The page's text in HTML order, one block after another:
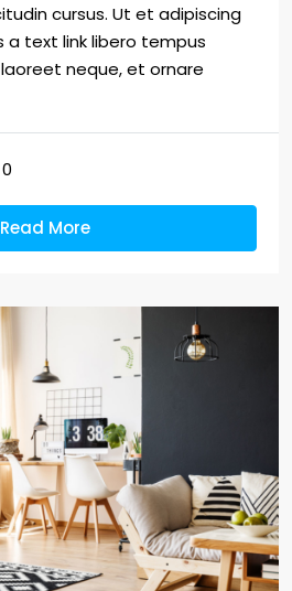
cursus. Ut et adipiscing
a text link libero tempus
neque, et ornare
0
Read More